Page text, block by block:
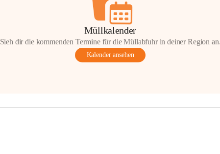
Müllkalender
Sieh dir die kommenden Termine für die Müllabfuhr in deiner Region
Kalender ansehen